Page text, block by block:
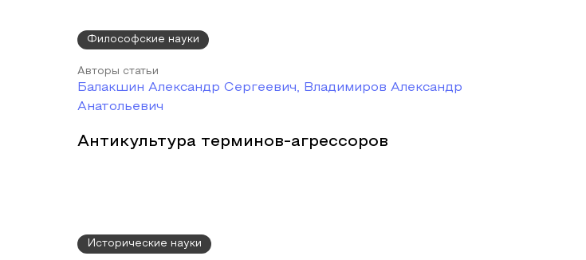
Философские науки
Авторы статьи
Балакшин Александр Сергеевич, Владимиров Александр
Анатольевич
Антикультура терминов-агрессоров
Исторические науки